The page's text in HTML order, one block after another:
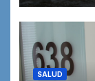
SALUD